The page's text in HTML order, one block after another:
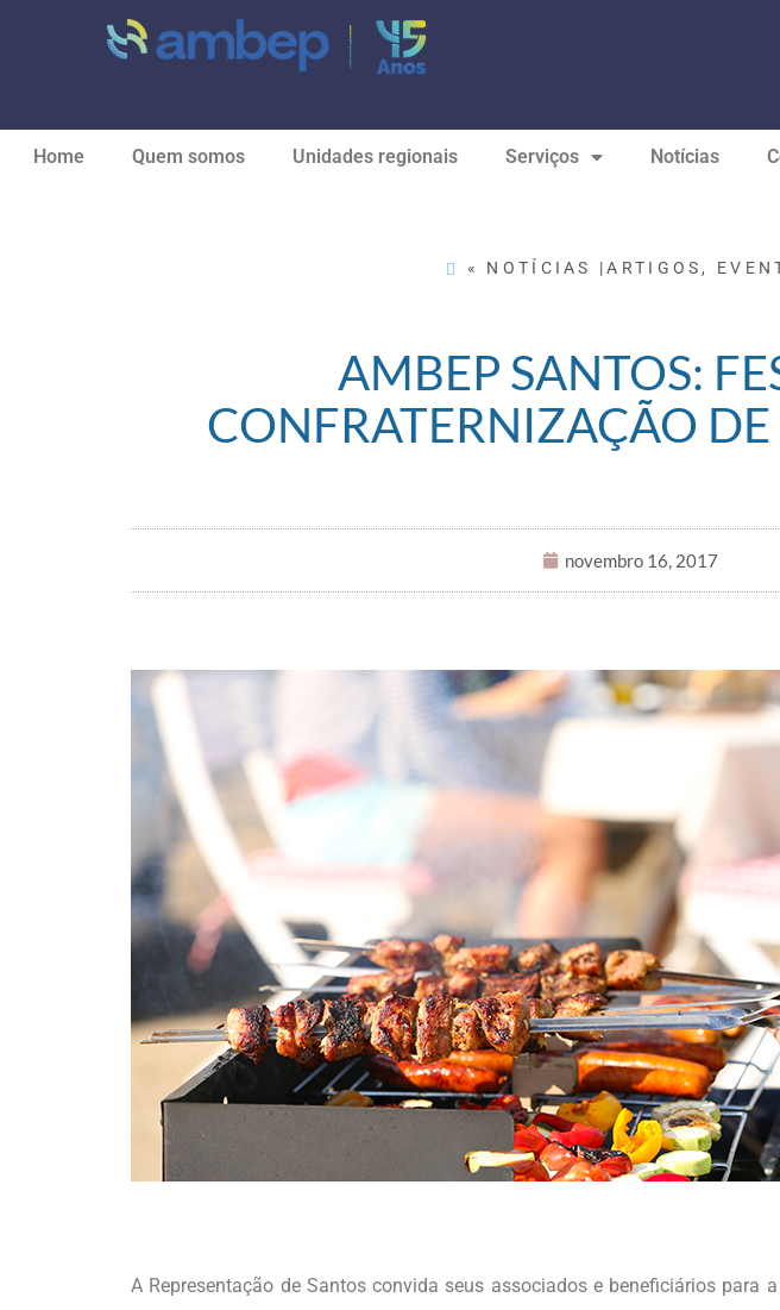
Home Quem somos Unidades regionais Serviços Notícias
« NOTÍCIAS |ARTIGOS ,
AMBEP SANTOS:
CONFRATERNIZAÇÃO
novembro 16, 2017
A Representação de Santos convida seus associados e beneficiários para